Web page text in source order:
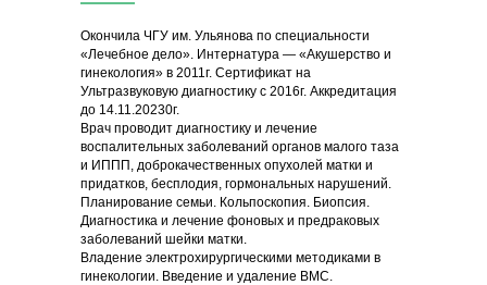
Окончила ЧГУ им. Ульянова по специальности
«Лечебное дело». Интернатура — «Акушерство и
гинекология» в 2011г. Сертификат на
Ультразвуковую диагностику с 2016г. Аккредитация
до 14.11.20230г.
Врач проводит диагностику и лечение
воспалительных заболеваний органов малого таза
и ИППП, доброкачественных опухолей матки и
придатков, бесплодия, гормональных нарушений.
Планирование семьи. Кольпоскопия. Биопсия.
Диагностика и лечение фоновых и предраковых
заболеваний шейки матки.
Владение электрохирургическими методиками в
гинекологии. Введение и удаление ВМС.